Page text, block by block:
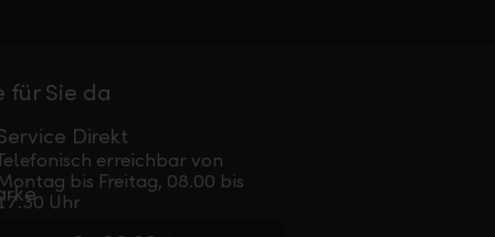
für Sie da
Direkt
erreichbar von
bis Freitag, 08.00 bis
Uhr